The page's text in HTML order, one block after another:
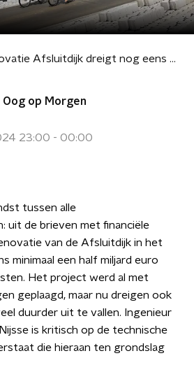
Renovatie Afsluitdijk dreigt nog eens een half miljard duurder te worden
Oog op Morgen
23:00 - 00:00
tussen alle
uit de brieven met financiële
van de Afsluitdijk in het
minimaal een half miljard euro
Het project werd al met
geplaagd, maar nu dreigen ook
duurder uit te vallen. Ingenieur
is kritisch op de technische
die hieraan ten grondslag